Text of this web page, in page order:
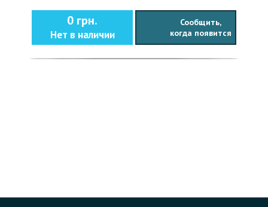
0 грн.
Нет в наличии
Сообщить,
когда появится